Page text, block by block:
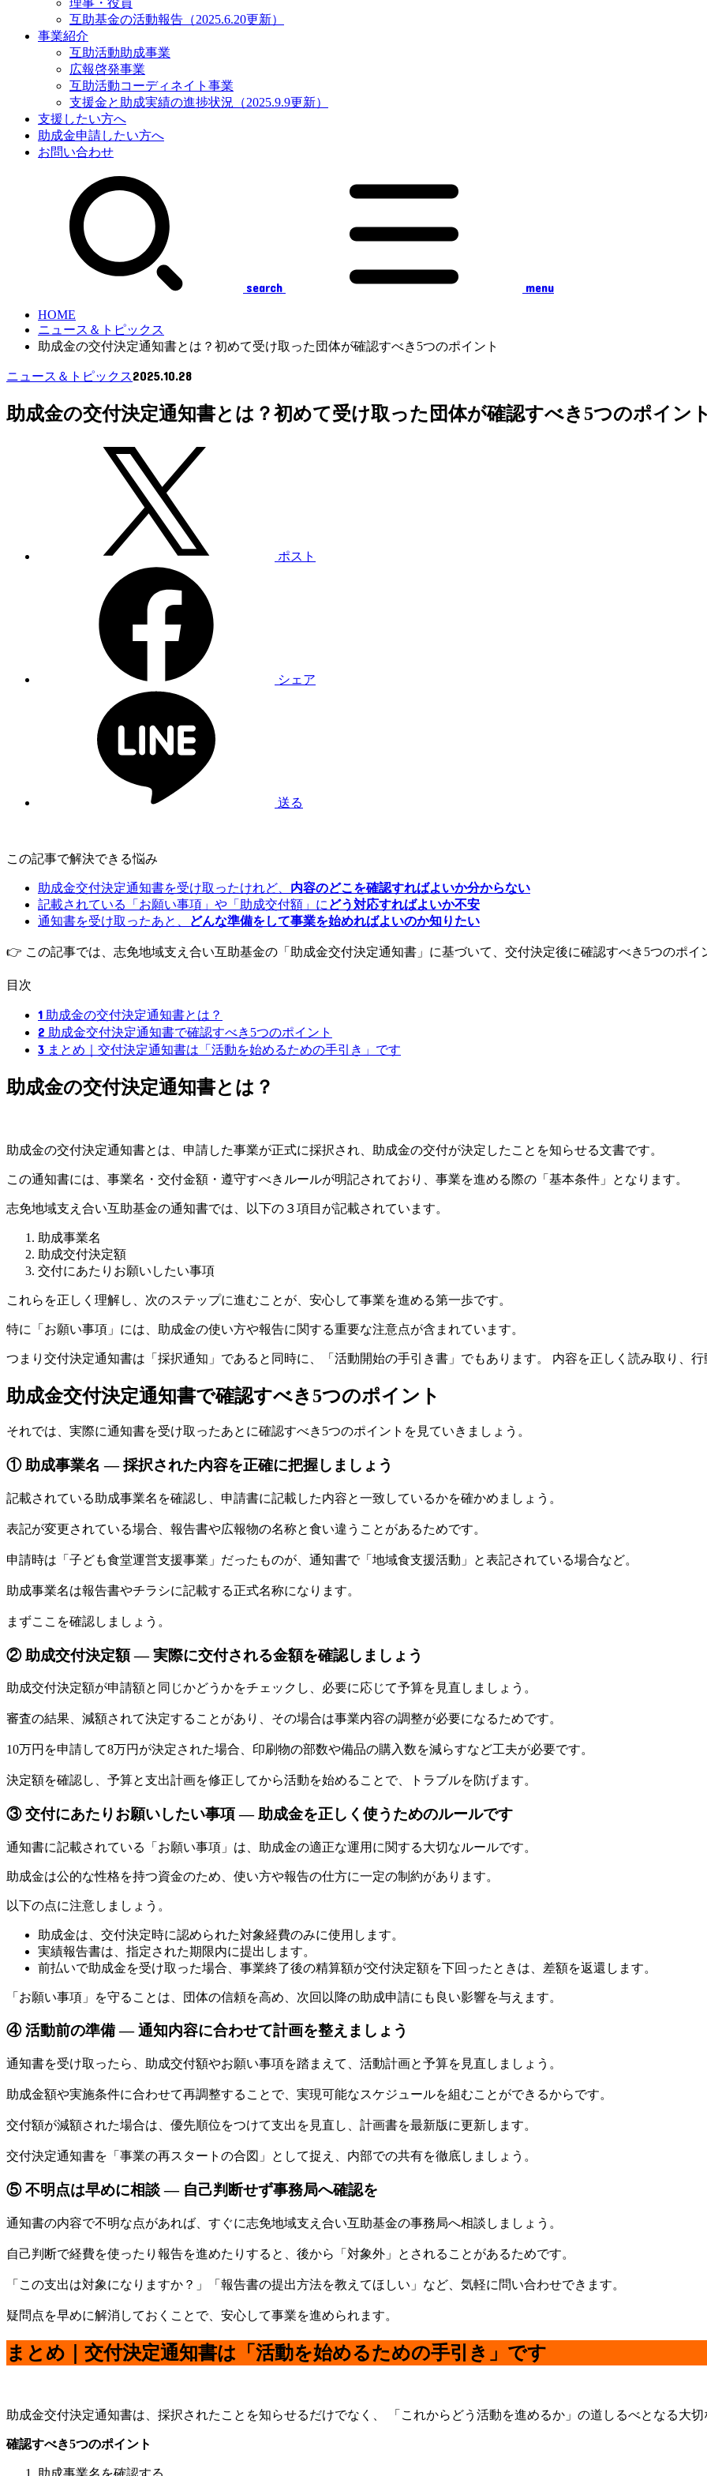
理事・役員
互助基金の活動報告（2025.6.20更新）
事業紹介
互助活動助成事業
広報啓発事業
互助活動コーディネイト事業
支援金と助成実績の進捗状況（2025.9.9更新）
支援したい方へ
助成金申請したい方へ
お問い合わせ
search menu
HOME
ニュース＆トピックス
助成金の交付決定通知書とは？初めて受け取った団体が確認すべき5つのポイント
ニュース＆トピックス2025.10.28
助成金の交付決定通知書とは？初めて受け取った団体が確認すべき5つのポイント
ポスト
シェア
送る
この記事で解決できる悩み
助成金交付決定通知書を受け取ったけれど、 内容のどこを確認すればよいか分からない
記載されている「お願い事項」や「助成交付額」に どう対応すればよいか不安
通知書を受け取ったあと、
どんな準備をして事業を始めればよいのか知りたい
👉 この記事では、志免地域支え合い互助基金の「助成金交付決定通知書」に基づいて、交付決定後に確認すべき5つのポイ
目次
1 助成金の交付決定通知書とは？
2 助成金交付決定通知書で確認すべき5つのポイント
3 まとめ｜交付決定通知書は「活動を始めるための手引き」です
助成金の交付決定通知書とは？
助成金の交付決定通知書とは、申請した事業が正式に採択され、助成金の交付が決定したことを知らせる文書です。
この通知書には、事業名・交付金額・遵守すべきルールが明記されており、事業を進める際の「基本条件」となります。
志免地域支え合い互助基金の通知書では、以下の３項目が記載されています。
助成事業名
助成交付決定額
交付にあたりお願いしたい事項
これらを正しく理解し、次のステップに進むことが、安心して事業を進める第一歩です。
特に「お願い事項」には、助成金の使い方や報告に関する重要な注意点が含まれています。
つまり交付決定通知書は「採択通知」であると同時に、「活動開始の手引き書」でもあります。 内容を正しく読み取り、行
助成金交付決定通知書で確認すべき5つのポイント
それでは、実際に通知書を受け取ったあとに確認すべき5つのポイントを見ていきましょう。
① 助成事業名 ― 採択された内容を正確に把握しましょう
記載されている助成事業名を確認し、申請書に記載した内容と一致しているかを確かめましょう。
表記が変更されている場合、報告書や広報物の名称と食い違うことがあるためです。
申請時は「子ども食堂運営支援事業」だったものが、通知書で「地域食支援活動」と表記されている場合など。
助成事業名は報告書やチラシに記載する正式名称になります。
まずここを確認しましょう。
② 助成交付決定額 ― 実際に交付される金額を確認しましょう
助成交付決定額が申請額と同じかどうかをチェックし、必要に応じて予算を見直しましょう。
審査の結果、減額されて決定することがあり、その場合は事業内容の調整が必要になるためです。
10万円を申請して8万円が決定された場合、印刷物の部数や備品の購入数を減らすなど工夫が必要です。
決定額を確認し、予算と支出計画を修正してから活動を始めることで、トラブルを防げます。
③ 交付にあたりお願いしたい事項 ― 助成金を正しく使うためのルールです
通知書に記載されている「お願い事項」は、助成金の適正な運用に関する大切なルールです。
助成金は公的な性格を持つ資金のため、使い方や報告の仕方に一定の制約があります。
以下の点に注意しましょう。
助成金は、交付決定時に認められた対象経費のみに使用します。
実績報告書は、指定された期限内に提出します。
前払いで助成金を受け取った場合、事業終了後の精算額が交付決定額を下回ったときは、差額を返還します。
「お願い事項」を守ることは、団体の信頼を高め、次回以降の助成申請にも良い影響を与えます。
④ 活動前の準備 ― 通知内容に合わせて計画を整えましょう
通知書を受け取ったら、助成交付額やお願い事項を踏まえて、活動計画と予算を見直しましょう。
助成金額や実施条件に合わせて再調整することで、実現可能なスケジュールを組むことができるからです。
交付額が減額された場合は、優先順位をつけて支出を見直し、計画書を最新版に更新します。
交付決定通知書を「事業の再スタートの合図」として捉え、内部での共有を徹底しましょう。
⑤ 不明点は早めに相談 ― 自己判断せず事務局へ確認を
通知書の内容で不明な点があれば、すぐに志免地域支え合い互助基金の事務局へ相談しましょう。
自己判断で経費を使ったり報告を進めたりすると、後から「対象外」とされることがあるためです。
「この支出は対象になりますか？」「報告書の提出方法を教えてほしい」など、気軽に問い合わせできます。
疑問点を早めに解消しておくことで、安心して事業を進められます。
まとめ｜交付決定通知書は「活動を始めるための手引き」です
助成金交付決定通知書は、採択されたことを知らせるだけでなく、 「これからどう活動を進めるか」の道しるべとなる大切
確認すべき5つのポイント